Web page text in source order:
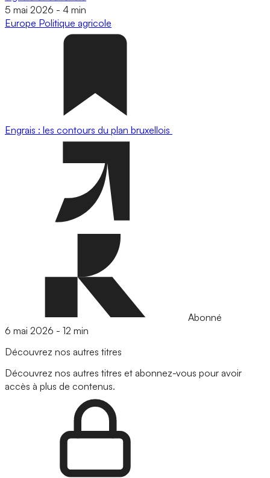
5 mai 2026 - 4 min
Europe Politique agricole
Engrais : les contours du plan bruxellois
Abonné
6 mai 2026 - 12 min
Découvrez nos autres titres
Découvrez nos autres titres et abonnez-vous pour avoir
accès à plus de contenus.